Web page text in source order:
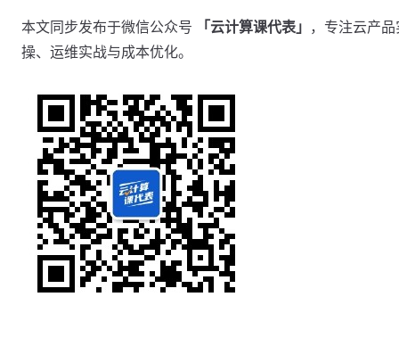
本文同步发布于微信公众号 「云计算课代表」 ，专注云产品
操、运维实战与成本优化。